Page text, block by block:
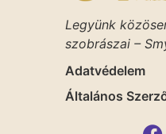
Legyünk
szobrászai –
Adatvédelem
Általános